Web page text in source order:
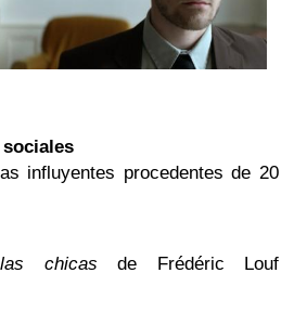
influyentes procedentes de 20
chicas de Frédéric Louf